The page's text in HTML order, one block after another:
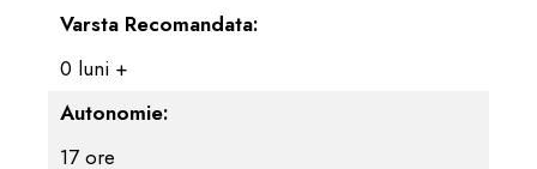
Varsta Recomandata:
0 luni +
Autonomie:
17 ore